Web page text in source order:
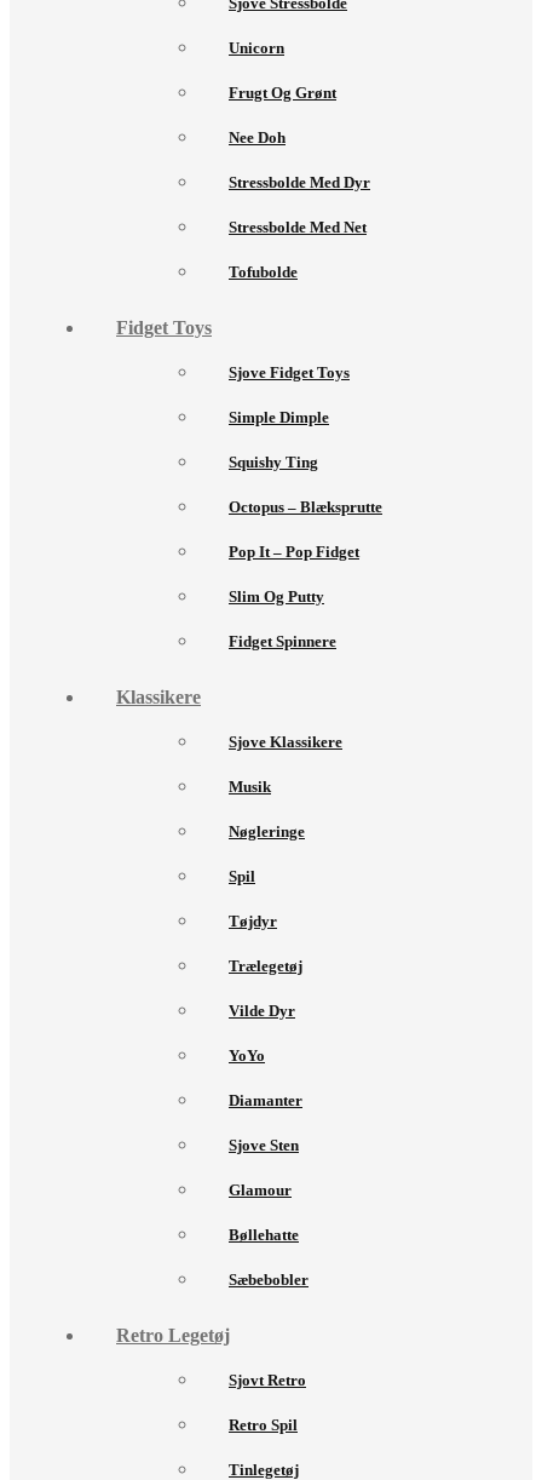
Unicorn
Frugt Og Grønt
Nee Doh
Stressbolde Med Dyr
Stressbolde Med Net
Tofubolde
Fidget Toys
Sjove Fidget Toys
Simple Dimple
Squishy Ting
Octopus – Blæksprutte
Pop It – Pop Fidget
Slim Og Putty
Fidget Spinnere
Klassikere
Sjove Klassikere
Musik
Nøgleringe
Spil
Tøjdyr
Trælegetøj
Vilde Dyr
YoYo
Diamanter
Sjove Sten
Glamour
Bøllehatte
Sæbebobler
Retro Legetøj
Sjovt Retro
Retro Spil
Tinlegetøj